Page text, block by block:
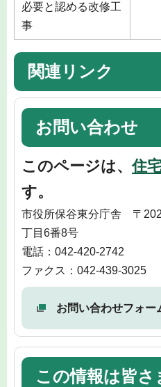
必要と認める改修工
事
関連リンク
お問い合わせ
このページは、住
す。
市役所保谷東分庁舎 〒
丁目6番8号
電話：042-420-2742
ファクス：042-439-3025
お問い合わせフォー
この情報は皆さ